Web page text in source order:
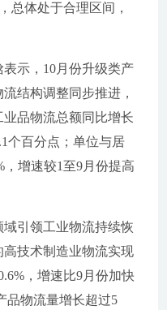
总体处于合理区间，
示，10月份升级类产
结构调整同步推进，
品物流总额同比增长
个百分点；单位与居
，增速较1至9月份提高
引领工业物流持续恢
技术制造业物流实现
，增速比9月份加快
品物流量增长超过5